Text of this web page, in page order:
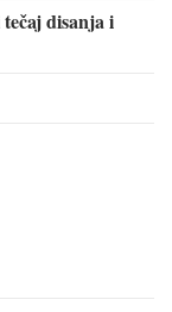
disanja i